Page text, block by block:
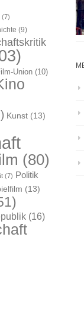
(7)
(9)
Union (10)
Kunst (13)
(80)
(7) Politik
(13)
(16)